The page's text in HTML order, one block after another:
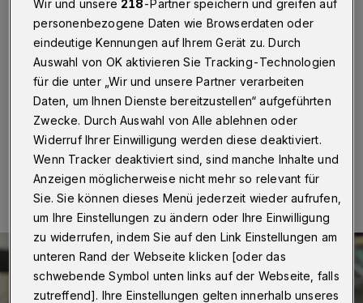
Wuppertal· Aktuell bietet die Begegnungsstätte Alte
Synagoge in Wuppertal auch digitale Führungen durch
ihre Dauerausstellung an. Es soll ein komfortables
Angebot für die winterliche Jahreszeit sein.
29.11.2023 , 11:30 Uhr Eine Minute Lesezeit
Wir und unsere 218-Partner speichern und greifen auf
personenbezogene Daten wie Browserdaten oder
eindeutige Kennungen auf Ihrem Gerät zu. Durch
Auswahl von OK aktivieren Sie Tracking-Technologien
für die unter „Wir und unsere Partner verarbeiten
Daten, um Ihnen Dienste bereitzustellen“ aufgeführten
Zwecke. Durch Auswahl von Alle ablehnen oder
Widerruf Ihrer Einwilligung werden diese deaktiviert.
Wenn Tracker deaktiviert sind, sind manche Inhalte und
Anzeigen möglicherweise nicht mehr so relevant für
Sie. Sie können dieses Menü jederzeit wieder aufrufen,
um Ihre Einstellungen zu ändern oder Ihre Einwilligung
zu widerrufen, indem Sie auf den Link Einstellungen am
unteren Rand der Webseite klicken [oder das
schwebende Symbol unten links auf der Webseite, falls
zutreffend]. Ihre Einstellungen gelten innerhalb unseres